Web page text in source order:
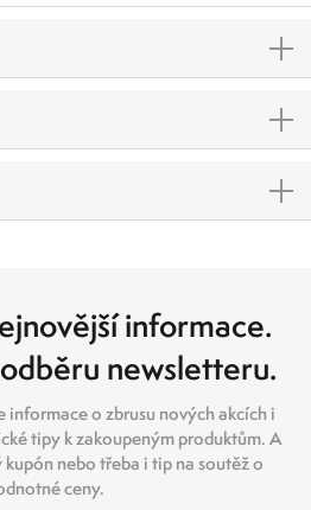
informace.
newsletteru.
informace o zbrusu nových akcích i
tipy k zakoupeným produktům. A
nebo třeba i tip na soutěž o
ceny.